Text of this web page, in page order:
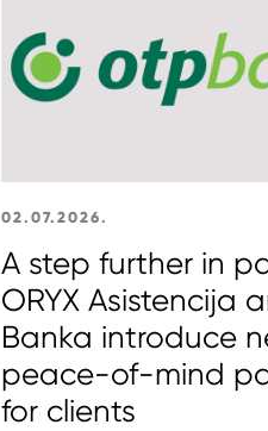
02.07.2026.
A step further in
ORYX Asistencija
Banka introduce
peace-of-mind
for clients